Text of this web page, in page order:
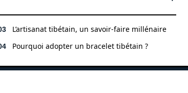
L’artisanat tibétain, un savoir-faire millénaire
Pourquoi adopter un bracelet tibétain ?